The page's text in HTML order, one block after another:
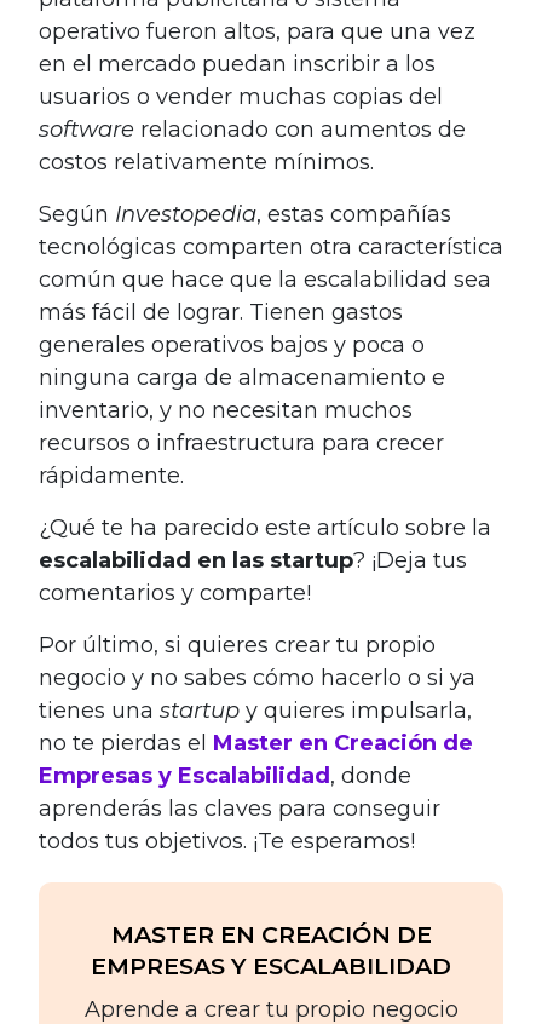
operativo fueron altos, para que una vez
en el mercado puedan inscribir a los
usuarios o vender muchas copias del
software relacionado con aumentos de
costos relativamente mínimos.
Según Investopedia, estas compañías
tecnológicas comparten otra característica
común que hace que la escalabilidad sea
más fácil de lograr. Tienen gastos
generales operativos bajos y poca o
ninguna carga de almacenamiento e
inventario, y no necesitan muchos
recursos o infraestructura para crecer
rápidamente.
¿Qué te ha parecido este artículo sobre la
escalabilidad en las startup? ¡Deja tus
comentarios y comparte!
Por último, si quieres crear tu propio
negocio y no sabes cómo hacerlo o si ya
tienes una startup y quieres impulsarla,
no te pierdas el Master en Creación de
Empresas y Escalabilidad , donde
aprenderás las claves para conseguir
todos tus objetivos. ¡Te esperamos!
MASTER EN CREACIÓN DE
EMPRESAS Y ESCALABILIDAD
Aprende a crear tu propio negocio